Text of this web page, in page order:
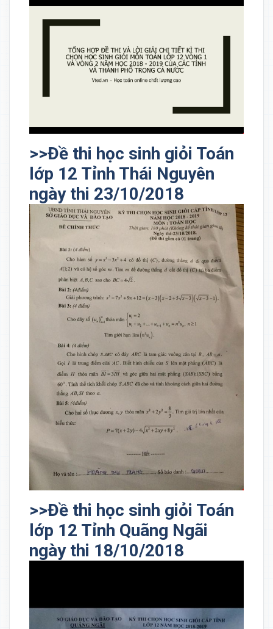
>>Đề thi học sinh giỏi Toán
lớp 12 Tỉnh Thái Nguyên
ngày thi 23/10/2018
>>Đề thi học sinh giỏi Toán
lớp 12 Tỉnh Quãng Ngãi
ngày thi 18/10/2018